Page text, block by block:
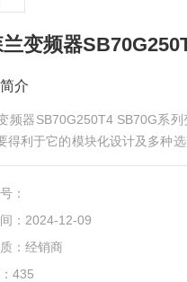
变频器
介
频器SB70G250T4 SB70G系
得利于它的模块化设计及多种选
求提供解决平台和一体化解决方
：
：2024-12-09
：经销商
435